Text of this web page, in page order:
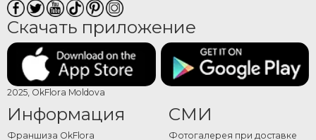
Скачать приложение
2025, OkFlora Moldova
Информация
Франшиза OkFlora
СМИ
Фотогалерея при доставке